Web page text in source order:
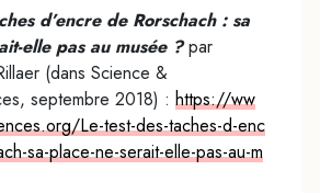
d’encre de Rorschach : sa
elle pas au musée ?par
(dans Science &
septembre 2018) : https://ww
Le-test-des-taches-d-enc
sa-place-ne-serait-elle-pas-au-m